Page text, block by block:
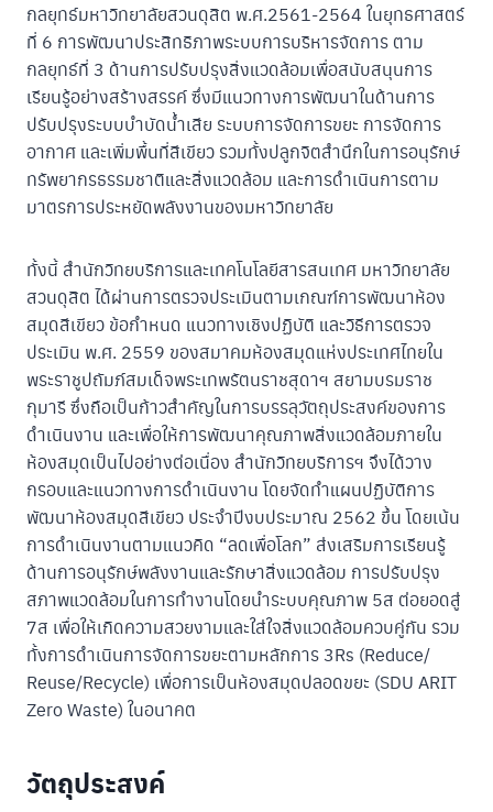
กลยุทธ์มหาวิทยาลัยสวนดุสิต พ.ศ.2561-2564 ในยุทธศาสตร์
ที่ 6 การพัฒนาประสิทธิภาพระบบการบริหารจัดการ ตาม
กลยุทธ์ที่ 3 ด้านการปรับปรุงสิ่งแวดล้อมเพื่อสนับสนุนการ
เรียนรู้อย่างสร้างสรรค์ ซึ่งมีแนวทางการพัฒนาในด้านการ
ปรับปรุงระบบบำบัดน้ำเสีย ระบบการจัดการขยะ การจัดการ
อากาศ และเพิ่มพื้นที่สีเขียว รวมทั้งปลูกจิตสำนึกในการอนุรักษ์
ทรัพยากรธรรมชาติและสิ่งแวดล้อม และการดำเนินการตาม
มาตรการประหยัดพลังงานของมหาวิทยาลัย
ทั้งนี้ สำนักวิทยบริการและเทคโนโลยีสารสนเทศ มหาวิทยาลัย
สวนดุสิต ได้ผ่านการตรวจประเมินตามเกณฑ์การพัฒนาห้อง
สมุดสีเขียว ข้อกำหนด แนวทางเชิงปฏิบัติ และวิธีการตรวจ
ประเมิน พ.ศ. 2559 ของสมาคมห้องสมุดแห่งประเทศไทยใน
พระราชูปถัมภ์สมเด็จพระเทพรัตนราชสุดาฯ สยามบรมราช
กุมารี ซึ่งถือเป็นก้าวสำคัญในการบรรลุวัตถุประสงค์ของการ
ดำเนินงาน และเพื่อให้การพัฒนาคุณภาพสิ่งแวดล้อมภายใน
ห้องสมุดเป็นไปอย่างต่อเนื่อง สำนักวิทยบริการฯ จึงได้วาง
กรอบและแนวทางการดำเนินงาน โดยจัดทำแผนปฏิบัติการ
พัฒนาห้องสมุดสีเขียว ประจำปีงบประมาณ 2562 ขึ้น โดยเน้น
การดำเนินงานตามแนวคิด “ลดเพื่อโลก” ส่งเสริมการเรียนรู้
ด้านการอนุรักษ์พลังงานและรักษาสิ่งแวดล้อม การปรับปรุง
สภาพแวดล้อมในการทำงานโดยนำระบบคุณภาพ 5ส ต่อยอดสู่
7ส เพื่อให้เกิดความสวยงามและใส่ใจสิ่งแวดล้อมควบคู่กัน รวม
ทั้งการดำเนินการจัดการขยะตามหลักการ 3Rs (Reduce/
Reuse/Recycle) เพื่อการเป็นห้องสมุดปลอดขยะ (SDU ARIT
Zero Waste) ในอนาคต
วัตถุประสงค์